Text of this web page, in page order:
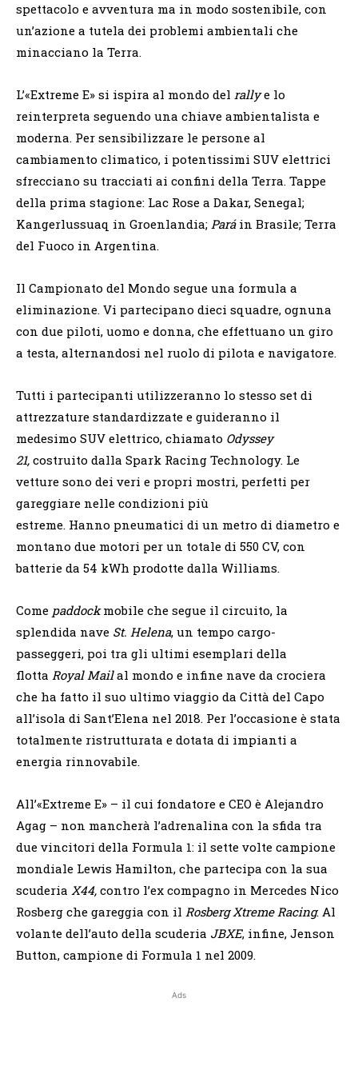
spettacolo e avventura ma in modo sostenibile, con
un’azione a tutela dei problemi ambientali che
minacciano la Terra.
L’«Extreme E» si ispira al mondo del rallye lo
reinterpreta seguendo una chiave ambientalista e
moderna. Per sensibilizzare le persone al
cambiamento climatico, i potentissimi SUV elettrici
sfrecciano su tracciati ai confini della Terra. Tappe
della prima stagione: Lac Rose a Dakar, Senegal;
Kangerlussuaq in Groenlandia; Paráin Brasile; Terra
del Fuoco in Argentina.
Il Campionato del Mondo segue una formula a
eliminazione. Vi partecipano dieci squadre, ognuna
con due piloti, uomo e donna, che effettuano un giro
a testa, alternandosi nel ruolo di pilota e navigatore.
Tutti i partecipanti utilizzeranno lo stesso set di
attrezzature standardizzate e guideranno il
medesimo SUV elettrico, chiamato Odyssey
21, costruito dalla Spark Racing Technology. Le
vetture sono dei veri e propri mostri, perfetti per
gareggiare nelle condizioni più
estreme. Hanno pneumatici di un metro di diametro e
montano due motori per un totale di 550 CV, con
batterie da 54 kWh prodotte dalla Williams.
Come paddockmobile che segue il circuito, la
splendida nave St. Helena, un tempo cargo-
passeggeri, poi tra gli ultimi esemplari della
flotta Royal Mailal mondo e infine nave da crociera
che ha fatto il suo ultimo viaggio da Città del Capo
all’isola di Sant’Elena nel 2018. Per l’occasione è stata
totalmente ristrutturata e dotata di impianti a
energia rinnovabile.
All’«Extreme E» – il cui fondatore e CEO è Alejandro
Agag – non mancherà l’adrenalina con la sfida tra
due vincitori della Formula 1: il sette volte campione
mondiale Lewis Hamilton, che partecipa con la sua
scuderia X44, contro l’ex compagno in Mercedes Nico
Rosberg che gareggia con il Rosberg Xtreme Racing. Al
volante dell’auto della scuderia JBXE, infine, Jenson
Button, campione di Formula 1 nel 2009.
Ads